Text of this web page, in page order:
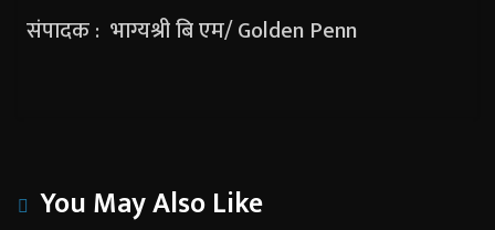
संपादक : भाग्यश्री बि एम/ Golden Penn
You May Also Like